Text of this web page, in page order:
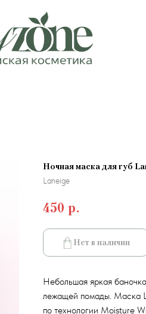
Ночная маска для губ
Laneige
450 р.
Нет в наличии
Небольшая яркая
лежащей помады. Маска
по технологии Moisture